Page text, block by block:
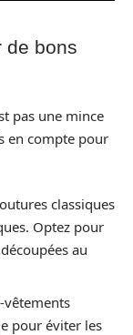
de bons
pas une mince
en compte pour
classiques
Optez pour
au
vêtements
pour éviter les